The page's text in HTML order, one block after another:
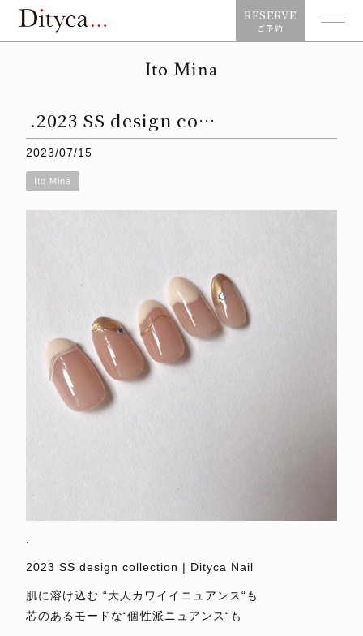
RESERVE
ご予約
Ito Mina
.2023 SS design co…
2023/07/15
Ito Mina
2023 SS design collection | Dityca Nail
肌に溶け込む “大人カワイイニュアンス“も
芯のあるモードな“個性派ニュアンス“も